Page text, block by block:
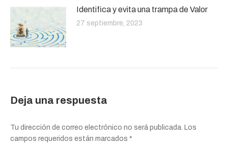
Identifica y evita una trampa de Valor
27 septiembre, 2023
Deja una respuesta
Tu dirección de correo electrónico no será publicada. Los
campos requeridos están marcados *